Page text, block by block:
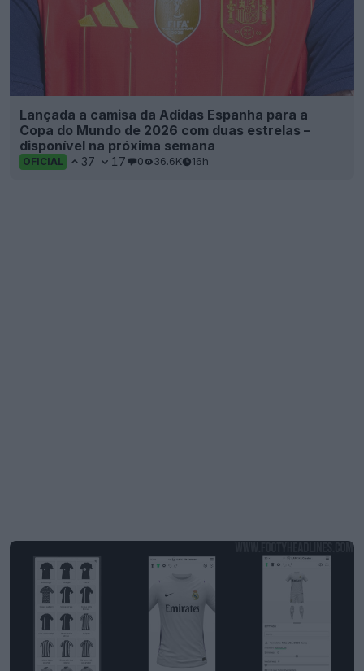
Lançada a camisa da Adidas Espanha para a
Copa do Mundo de 2026 com duas estrelas –
disponível na próxima semana
OFICIAL 37 17 0 36.6K 16h